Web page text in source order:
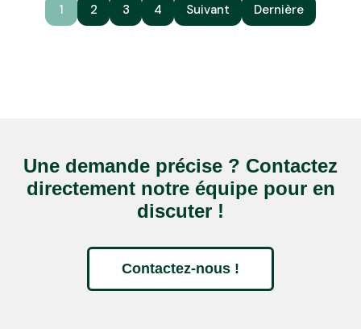
1 2 3 4 Suivant Dernière
Une demande précise ? Contactez
directement notre équipe pour en
discuter !
Contactez-nous !